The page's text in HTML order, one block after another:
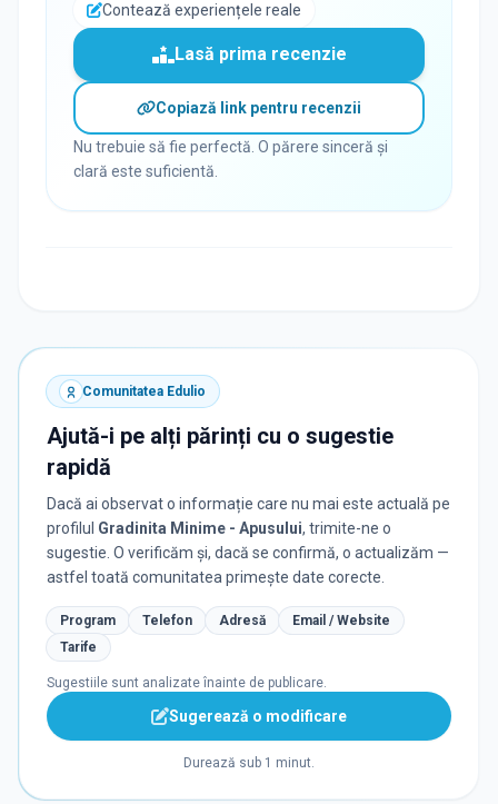
Contează experiențele reale
Lasă prima recenzie
Copiază link pentru recenzii
Nu trebuie să fie perfectă. O părere sinceră și
clară este suficientă.
Comunitatea Edulio
Ajută-i pe alți părinți cu o sugestie
rapidă
Dacă ai observat o informație care nu mai este actuală pe
profilul Gradinita Minime - Apusului, trimite-ne o
sugestie. O verificăm și, dacă se confirmă, o actualizăm —
astfel toată comunitatea primește date corecte.
Program Telefon Adresă
Email / Website
Tarife
Sugestiile sunt analizate înainte de publicare.
Sugerează o modificare
Durează sub 1 minut.